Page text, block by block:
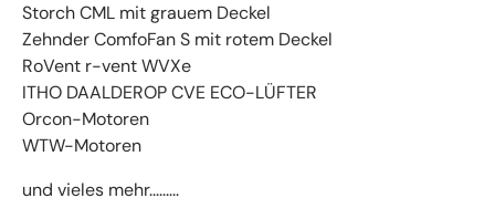
Storch CML mit grauem Deckel
Zehnder ComfoFan S mit rotem Deckel
RoVent r-vent WVXe
ITHO DAALDEROP CVE ECO-LÜFTER
Orcon-Motoren
WTW-Motoren
und vieles mehr.........